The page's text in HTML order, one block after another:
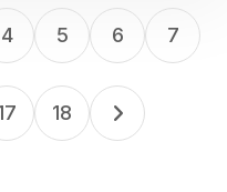
4 5 6 7
18